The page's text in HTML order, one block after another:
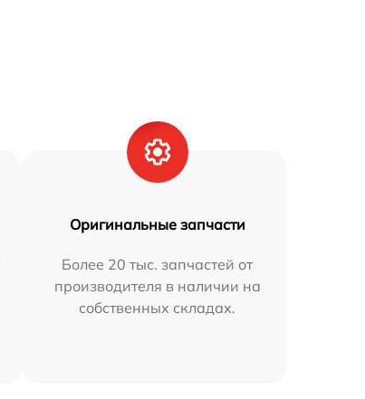
Оригинальные запчасти
Более 20 тыс. запчастей от
производителя в наличии на
собственных складах.